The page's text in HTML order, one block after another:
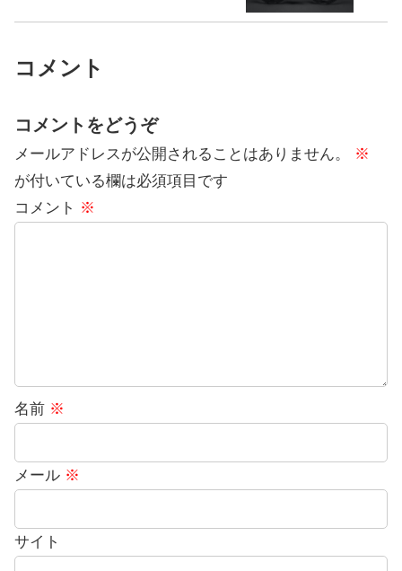
コメント
コメントをどうぞ
メールアドレスが公開されることはありません。
※
が付いている欄は必須項目です
コメント ※
名前 ※
メール ※
サイト